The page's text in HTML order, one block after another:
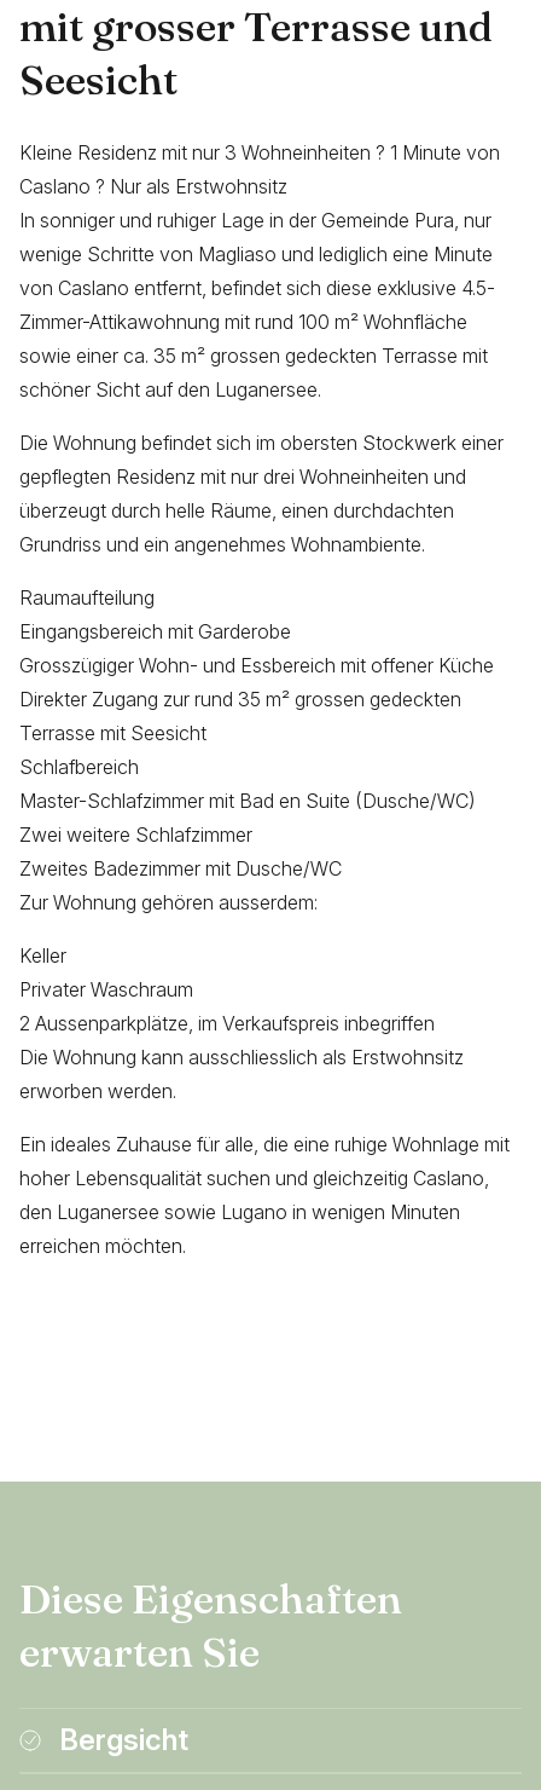
mit grosser Terrasse und
Seesicht
Kleine Residenz mit nur 3 Wohneinheiten ? 1 Minute von
Caslano ? Nur als Erstwohnsitz
In sonniger und ruhiger Lage in der Gemeinde Pura, nur
wenige Schritte von Magliaso und lediglich eine Minute
von Caslano entfernt, befindet sich diese exklusive 4.5-
Zimmer-Attikawohnung mit rund 100 m² Wohnfläche
sowie einer ca. 35 m² grossen gedeckten Terrasse mit
schöner Sicht auf den Luganersee.
Die Wohnung befindet sich im obersten Stockwerk einer
gepflegten Residenz mit nur drei Wohneinheiten und
überzeugt durch helle Räume, einen durchdachten
Grundriss und ein angenehmes Wohnambiente.
Raumaufteilung
Eingangsbereich mit Garderobe
Grosszügiger Wohn- und Essbereich mit offener Küche
Direkter Zugang zur rund 35 m² grossen gedeckten
Terrasse mit Seesicht
Schlafbereich
Master-Schlafzimmer mit Bad en Suite (Dusche/WC)
Zwei weitere Schlafzimmer
Zweites Badezimmer mit Dusche/WC
Zur Wohnung gehören ausserdem:
Keller
Privater Waschraum
2 Aussenparkplätze, im Verkaufspreis inbegriffen
Die Wohnung kann ausschliesslich als Erstwohnsitz
erworben werden.
Ein ideales Zuhause für alle, die eine ruhige Wohnlage mit
hoher Lebensqualität suchen und gleichzeitig Caslano,
den Luganersee sowie Lugano in wenigen Minuten
erreichen möchten.
Diese Eigenschaften
erwarten Sie
Bergsicht